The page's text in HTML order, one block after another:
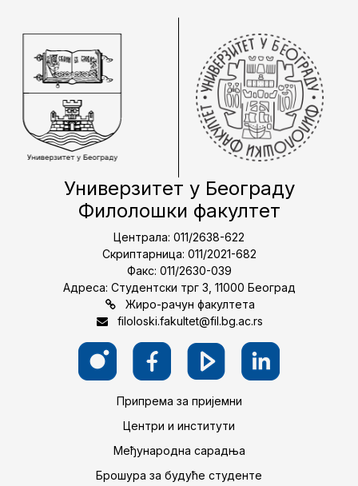
Универзитет у Београду
Филолошки факултет
Централа: 011/2638-622
Скриптарница: 011/2021-682
Факс: 011/2630-039
Адреса: Студентски трг 3, 11000 Београд
Жиро-рачун факултета
filoloski.fakultet@fil.bg.ac.rs
Припрема за пријемни
Центри и институти
Међународна сарадња
Брошура за будуће студенте